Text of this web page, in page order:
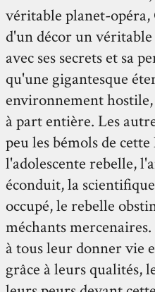
véritable planet-
d'un décor un
avec ses secrets et sa
qu'une gigantesque
environnement
à part entière. Les
peu les bémols de
l'adolescente rebelle,
éconduit, la
occupé, le rebelle
méchants
à tous leur donner vie
grâce à leurs qualités,